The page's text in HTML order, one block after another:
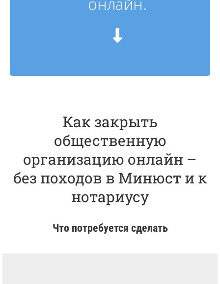
Как закрыть
общественную
организацию онлайн –
без походов в Минюст и к
нотариусу
Что потребуется сделать